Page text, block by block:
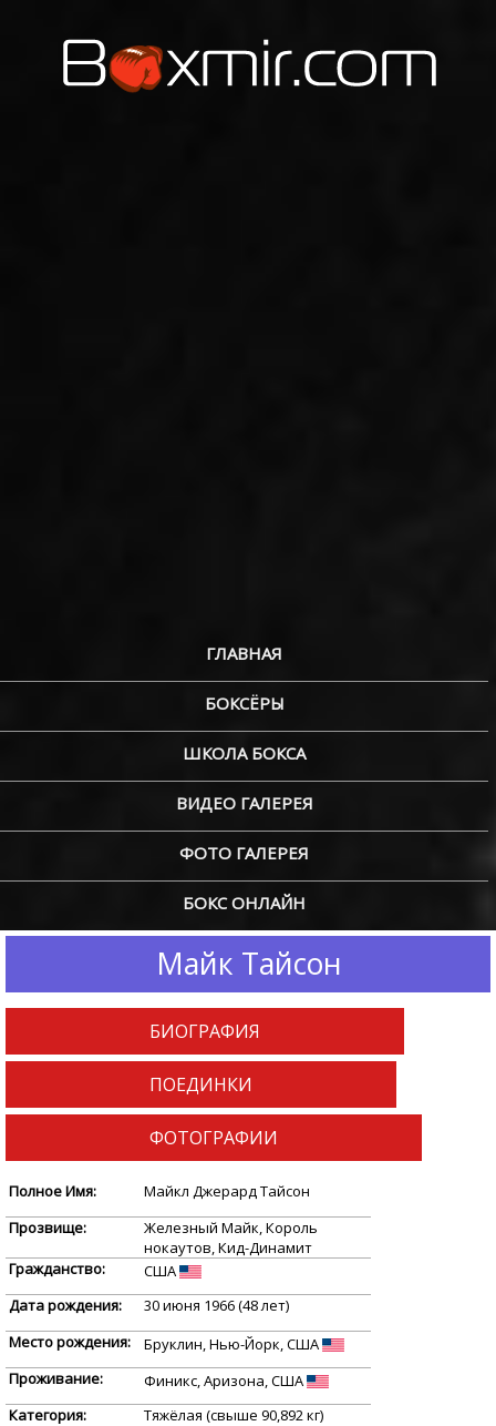
ГЛАВНАЯ
БОКСЁРЫ
ШКОЛА БОКСА
ВИДЕО ГАЛЕРЕЯ
ФОТО ГАЛЕРЕЯ
БОКС ОНЛАЙН
Майк Тайсон
БИОГРАФИЯ
ПОЕДИНКИ
ФОТОГРАФИИ
Полное Имя:
Майкл Джерард Тайсон
Прозвище:
Железный Майк, Король
нокаутов, Кид-Динамит
Гражданство:
США
Дата рождения:
30 июня 1966 (48 лет)
Место рождения:
Бруклин, Нью-Йорк, США
Проживание:
Финикс, Аризона, США
Категория:
Тяжёлая (свыше 90,892 кг)